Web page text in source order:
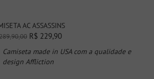
AC ASSASSINS
R$ 229,90
Camiseta made in USA com a qualidade e
design Affliction